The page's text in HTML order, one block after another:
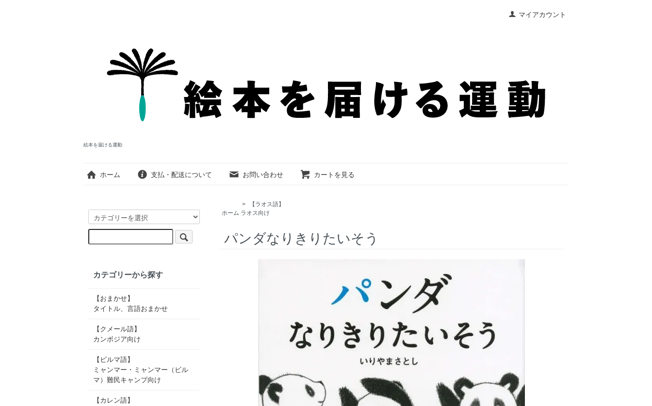
マイアカウント
絵本を届ける運動
ホーム 支払・配送について お問い合わせ カートを見る
ホーム
>
【ラオス語】
ラオス向け
パンダなりきりたいそう
カテゴリーから探す
【おまかせ】
タイトル、言語おまかせ
【クメール語】
カンボジア向け
【ビルマ語】
ミャンマー・ミャンマー（ビル
マ）難民キャンプ向け
【カレン語】